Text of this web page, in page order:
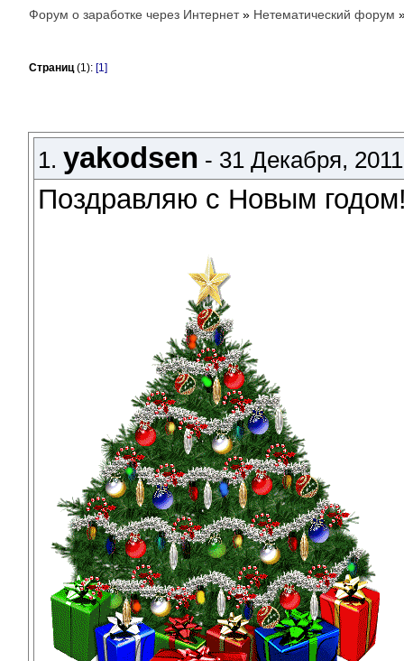
Форум о заработке через Интернет» Нетематический форум
Страниц(1): [1]
1.yakodsen - 31 Декабря,
Поздравляю с Новым